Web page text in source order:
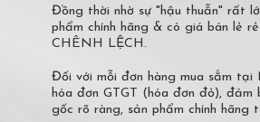
Đồng thời nhờ sự "hậu thuẫn" rất
phẩm chính hãng & có giá bán
CHÊNH LỆCH.
Đối với mỗi đơn hàng mua sắm tại
hóa đơn GTGT (hóa đơn đỏ),
gốc rõ ràng, sản phẩm chính hãng